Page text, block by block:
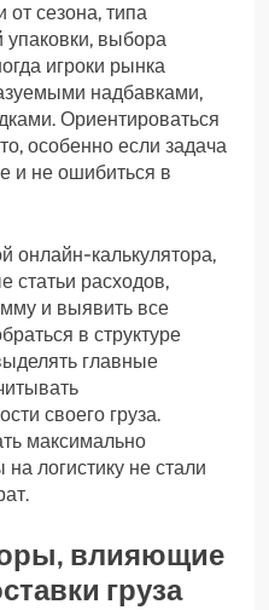
от сезона, типа
упаковки, выбора
игроки рынка
надбавками,
Ориентироваться
особенно если задача
и не ошибиться в
онлайн-калькулятора,
статьи расходов,
и выявить все
в структуре
главные
своего груза.
максимально
логистику не стали
влияющие
груза